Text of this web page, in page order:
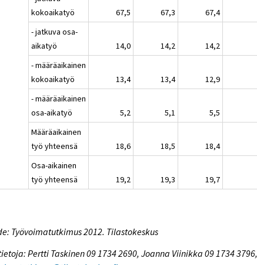
kokoaikatyö
67,5 67,3 67,4
- jatkuva osa-
aikatyö
14,0 14,2 14,2
- määräaikainen
kokoaikatyö
13,4 13,4 12,9
- määräaikainen
osa-aikatyö
5,2 5,1 5,5
Määräaikainen
työ yhteensä
18,6 18,5 18,4
Osa-aikainen
työ yhteensä
19,2 19,3 19,7
Työvoimatutkimus 2012. Tilastokeskus
Pertti Taskinen 09 1734 2690, Joanna Viinikka 09 1734 3796,